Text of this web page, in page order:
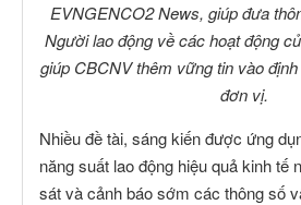
EVNGENCO2 News, giúp đưa
Người lao động về các hoạt động
giúp CBCNV thêm vững tin vào
đơn vị.
Nhiều đề tài, sáng kiến được ứng
năng suất lao động hiệu quả kinh tế
sát và cảnh báo sớm các thông số